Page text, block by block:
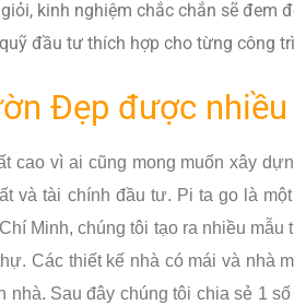
kinh nghiệm chắc chắn sẽ đem
đầu tư thích hợp cho từng công
Đẹp được
cao vì ai cũng mong muốn xây
và tài chính đầu tư. Pi ta go là
Minh, chúng tôi tạo ra nhiều mẫu
Các thiết kế nhà có mái và nhà
nhà. Sau đây chúng tôi chia sẻ 1